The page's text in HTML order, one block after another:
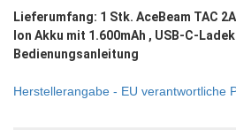
Lieferumfang: 1 Stk. AceBeam TAC
Ion Akku mit 1.600mAh , USB-C-
Bedienungsanleitung
Herstellerangabe - EU verantwortliche